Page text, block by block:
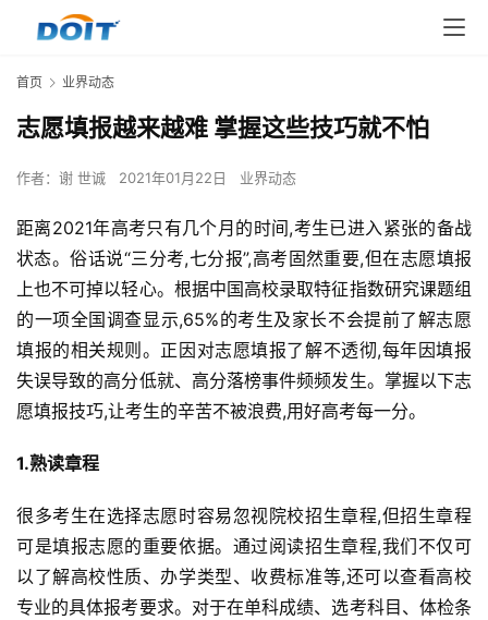
首页 业界动态
志愿填报越来越难 掌握这些技巧就不怕
作者： 谢 世诚 2021年01月22日 业界动态
距离2021年高考只有几个月的时间,考生已进入紧张的备战
状态。俗话说“三分考,七分报”,高考固然重要,但在志愿填报
上也不可掉以轻心。根据中国高校录取特征指数研究课题组
的一项全国调查显示,65%的考生及家长不会提前了解志愿
填报的相关规则。正因对志愿填报了解不透彻,每年因填报
失误导致的高分低就、高分落榜事件频频发生。掌握以下志
愿填报技巧,让考生的辛苦不被浪费,用好高考每一分。
1.熟读章程
很多考生在选择志愿时容易忽视院校招生章程,但招生章程
可是填报志愿的重要依据。通过阅读招生章程,我们不仅可
以了解高校性质、办学类型、收费标准等,还可以查看高校
专业的具体报考要求。对于在单科成绩、选考科目、体检条